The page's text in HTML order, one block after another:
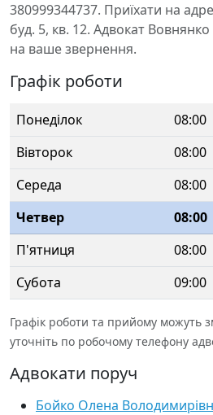
380999344737. Приїхати на
буд. 5, кв. 12. Адвокат
на ваше звернення.
Графік роботи
Понеділок 08:00
Вівторок
08:00
Середа
08:00
Четвер
08:00
П'ятниця
08:00
Субота
09:00
Графік роботи та прийому можуть
уточніть по робочому телефону
Адвокати поруч
Бойко Олена